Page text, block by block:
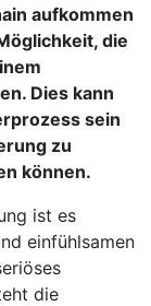
aufkommen
die
Dies kann
sein
zu
können.
ist es
einfühlsamen
die